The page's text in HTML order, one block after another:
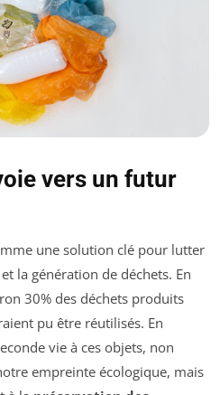
vers un futur
une solution clé pour lutter
la génération de déchets. En
30% des déchets produits
pu être réutilisés. En
vie à ces objets, non
empreinte écologique, mais